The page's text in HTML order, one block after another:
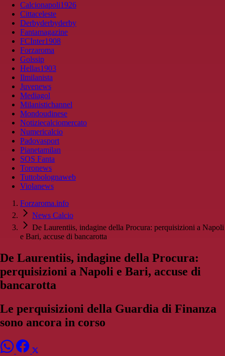
Calcionapoli1926
Cittaceleste
Derbyderbyderby
Fantamagazine
FCInter1908
Forzaroma
Golssip
Hellas1903
Ilmilanista
Juvenews
Mediagol
Milanistichannel
Mondoudinese
Notiziecalciomercato
Numericalcio
Padovasport
Pianetamilan
SOS Fanta
Toronews
Tuttobolognaweb
Violanews
Forzaroma.info
News Calcio
De Laurentiis, indagine della Procura: perquisizioni a Napoli
e Bari, accuse di bancarotta
De Laurentiis, indagine della Procura:
perquisizioni a Napoli e Bari, accuse di
bancarotta
Le perquisizioni della Guardia di Finanza
sono ancora in corso